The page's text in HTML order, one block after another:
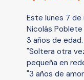
Este lunes 7 de
Nicolás Poblete
3 años de
"Soltera otra
pequeña en
"3 años de